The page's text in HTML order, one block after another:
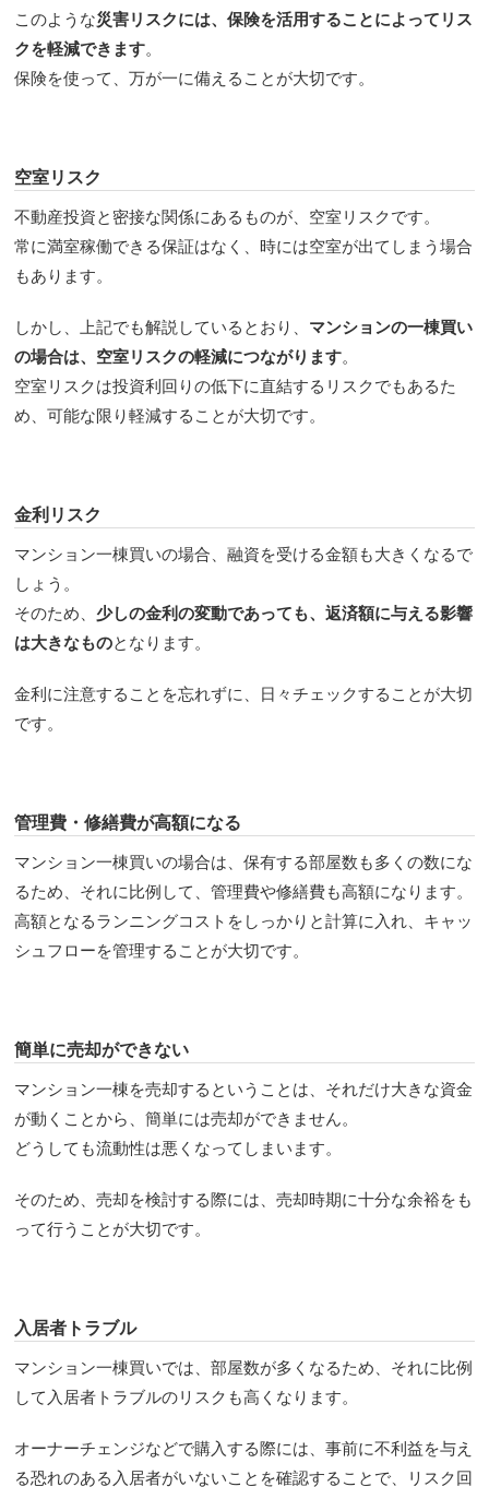
このような災害リスクには、保険を活用することによってリス
クを軽減できます。
保険を使って、万が一に備えることが大切です。
空室リスク
不動産投資と密接な関係にあるものが、空室リスクです。
常に満室稼働できる保証はなく、時には空室が出てしまう場合
もあります。
しかし、上記でも解説しているとおり、 マンションの一棟買い
の場合は、空室リスクの軽減につながります。
空室リスクは投資利回りの低下に直結するリスクでもあるた
め、可能な限り軽減することが大切です。
金利リスク
マンション一棟買いの場合、融資を受ける金額も大きくなるで
しょう。
そのため、少しの金利の変動であっても、返済額に与える影響
は大きなものとなります。
金利に注意することを忘れずに、日々チェックすることが大切
です。
管理費・修繕費が高額になる
マンション一棟買いの場合は、保有する部屋数も多くの数にな
るため、それに比例して、管理費や修繕費も高額になります。
高額となるランニングコストをしっかりと計算に入れ、キャッ
シュフローを管理することが大切です。
簡単に売却ができない
マンション一棟を売却するということは、それだけ大きな資金
が動くことから、簡単には売却ができません。
どうしても流動性は悪くなってしまいます。
そのため、売却を検討する際には、売却時期に十分な余裕をも
って行うことが大切です。
入居者トラブル
マンション一棟買いでは、部屋数が多くなるため、それに比例
して入居者トラブルのリスクも高くなります。
オーナーチェンジなどで購入する際には、事前に不利益を与え
る恐れのある入居者がいないことを確認することで、リスク回